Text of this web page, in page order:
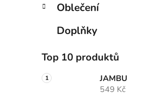
n
p
a
n
i
Oblečení
Doplňky
Top 10 produktů
JAMBU
549 Kč